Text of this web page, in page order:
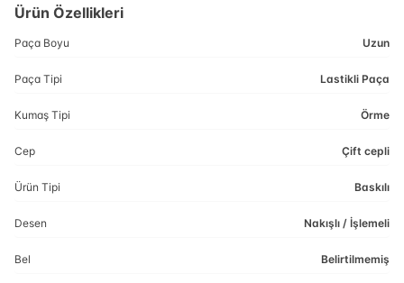
Ürün Özellikleri
Paça Boyu Uzun
Paça Tipi Lastikli Paça
Kumaş Tipi Örme
Cep Çift cepli
Ürün Tipi Baskılı
Desen Nakışlı / İşlemeli
Bel Belirtilmemiş